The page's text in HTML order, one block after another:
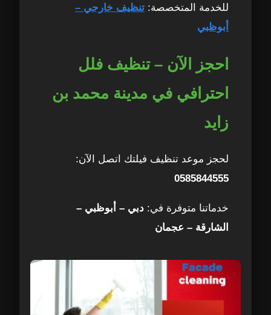
للخدمة المتخصصة: تنظيف خارجي –
أبوظبي
احجز الآن – تنظيف فلل
احترافي في مدينة محمد بن
زايد
لحجز موعد تنظيف فيلتك اتصل الآن:
0585844555
خدماتنا متوفرة في: دبي – أبوظبي –
الشارقة – عجمان